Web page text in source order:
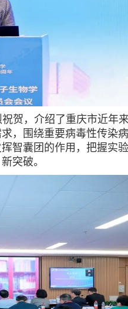
贺，介绍了重庆市近
，围绕重要病毒性传
智囊团的作用，把握
突破。